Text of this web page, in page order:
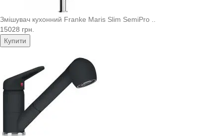
Змішувач кухонний Franke Maris Slim SemiPro ..
15028 грн.
Купити